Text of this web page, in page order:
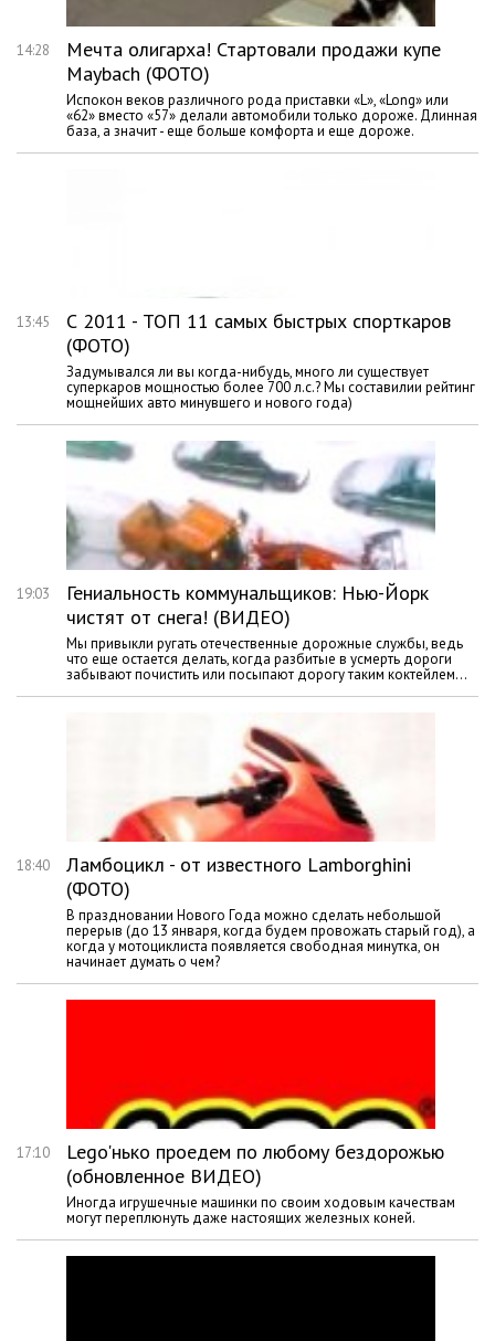
14:28
Мечта олигарха! Стартовали продажи купе
Maybach (ФОТО)
Испокон веков различного рода приставки «L», «Long» или
«62» вместо «57» делали автомобили только дороже. Длинная
база, а значит - еще больше комфорта и еще дороже.
13:45
С 2011 - ТОП 11 самых быстрых спорткаров
(ФОТО)
Задумывался ли вы когда-нибудь, много ли существует
суперкаров мощностью более 700 л.с.? Мы составилии рейтинг
мощнейших авто минувшего и нового года)
19:03
Гениальность коммунальщиков: Нью-Йорк
чистят от снега! (ВИДЕО)
Мы привыкли ругать отечественные дорожные службы, ведь
что еще остается делать, когда разбитые в усмерть дороги
забывают почистить или посыпают дорогу таким коктейлем...
18:40
Ламбоцикл - от известного Lamborghini
(ФОТО)
В праздновании Нового Года можно сделать небольшой
перерыв (до 13 января, когда будем провожать старый год), а
когда у мотоциклиста появляется свободная минутка, он
начинает думать о чем?
17:10
Lego'нько проедем по любому бездорожью
(обновленное ВИДЕО)
Иногда игрушечные машинки по своим ходовым качествам
могут переплюнуть даже настоящих железных коней.